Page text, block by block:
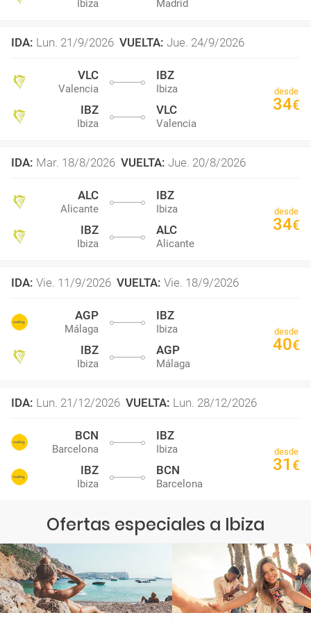
Ibiza Madrid
IDA: Lun. 21/9/2026 VUELTA: Jue. 24/9/2026
VLC
Valencia
IBZ
Ibiza
IBZ
Ibiza
VLC
Valencia
desde
34€
IDA: Mar. 18/8/2026 VUELTA: Jue. 20/8/2026
ALC
Alicante
IBZ
Ibiza
IBZ
Ibiza
ALC
Alicante
desde
34€
IDA: Vie. 11/9/2026 VUELTA: Vie. 18/9/2026
AGP
Málaga
IBZ
Ibiza
IBZ
Ibiza
AGP
Málaga
desde
40€
IDA: Lun. 21/12/2026 VUELTA: Lun. 28/12/2026
BCN
Barcelona
IBZ
Ibiza
IBZ
Ibiza
BCN
Barcelona
desde
31 €
Ofertas especiales a Ibiza